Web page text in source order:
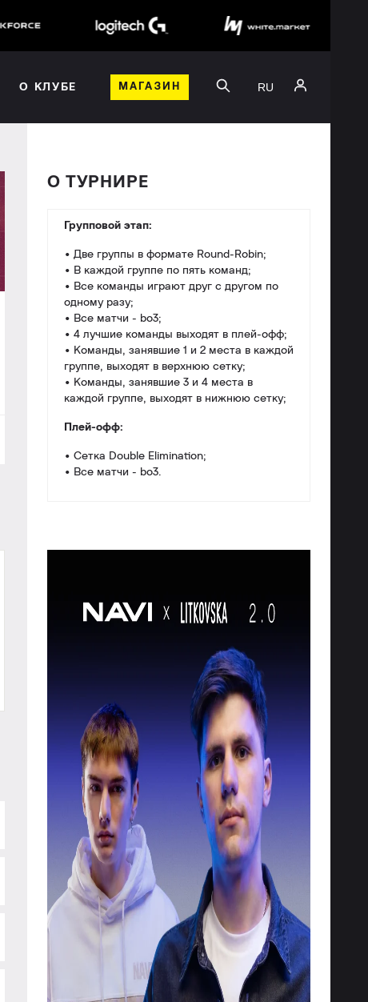
О КЛУБЕ МАГАЗИН RU
О ТУРНИРЕ
Групповой этап:
• Две группы в формате Round-Robin;
• В каждой группе по пять команд;
• Все команды играют друг с другом по
одному разу;
• Все матчи - bo3;
• 4 лучшие команды выходят в плей-офф;
• Команды, занявшие 1 и 2 места в каждой
группе, выходят в верхнюю сетку;
• Команды, занявшие 3 и 4 места в
каждой группе, выходят в нижнюю сетку;
Плей-офф:
• Сетка Double Elimination;
• Все матчи - bo3.